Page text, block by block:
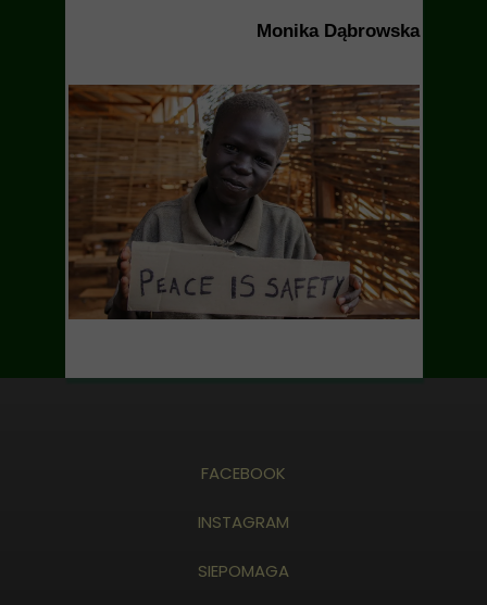
Monika Dąbrowska
FACEBOOK
INSTAGRAM
SIEPOMAGA